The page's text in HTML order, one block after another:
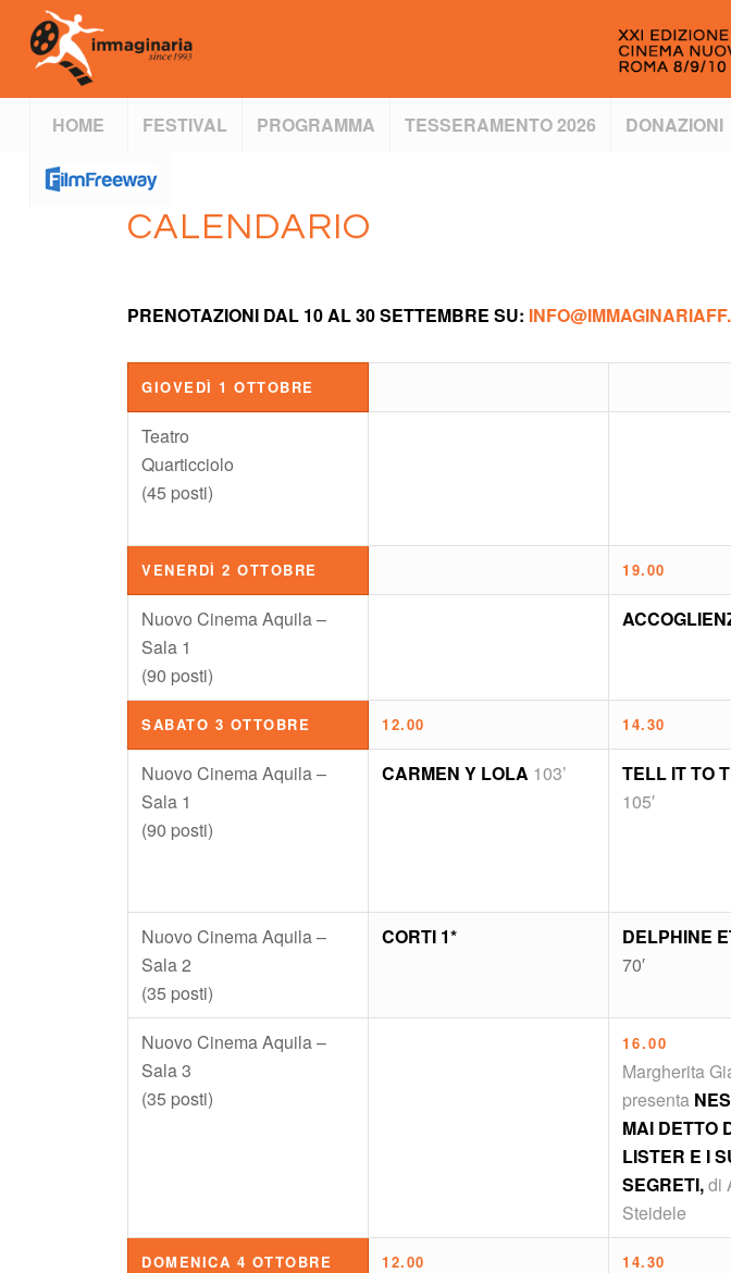
HOME FESTIVAL PROGRAMMA TESSERAMENTO 2026 DONAZIONI
CALENDARIO
PRENOTAZIONI DAL 10 AL 30 SETTEMBRE SU:
GIOVEDÌ 1 OTTOBRE
Teatro
Quarticciolo
(45 posti)
VENERDÌ 2 OTTOBRE 19.00
Nuovo Cinema Aquila –
Sala 1
(90 posti)
SABATO 3 OTTOBRE 12.00 14.30
Nuovo Cinema Aquila –
Sala 1
(90 posti)
CARMEN Y LOLA 103’
TELL IT TO
105′
Nuovo Cinema Aquila –
Sala 2
(35 posti)
CORTI 1*
DELPHINE
70′
Nuovo Cinema Aquila –
Sala 3
(35 posti)
16.00
Margherita
presenta
MAI DETTO
LISTER E I
SEGRETI,di
Steidele
DOMENICA 4 OTTOBRE 12.00 14.30